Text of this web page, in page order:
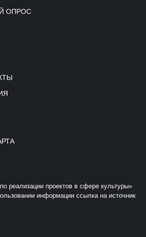
ОПРОС
реализации проектов в сфере культуры»
информации ссылка на источник